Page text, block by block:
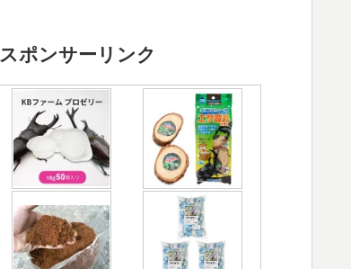
スポンサーリンク